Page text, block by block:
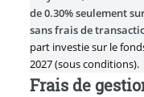
de 0.30% seulement
sans frais de
part investie sur le
2027 (sous conditions).
Frais de